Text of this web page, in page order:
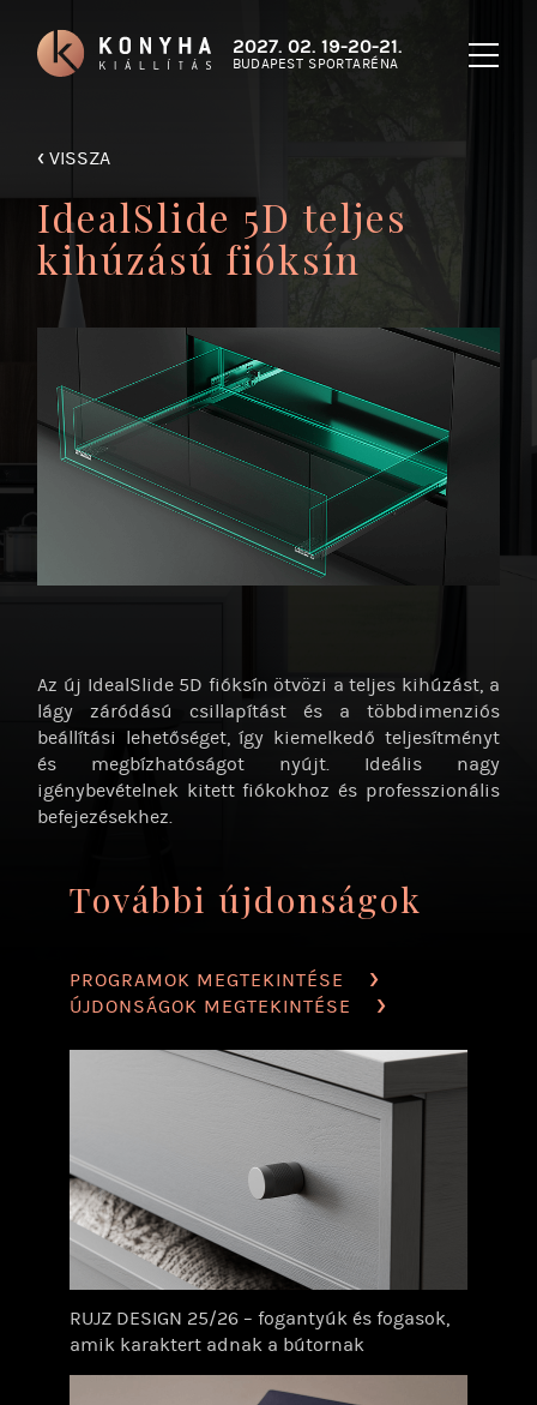
2027. 02. 19-20-21.
BUDAPEST SPORTARÉNA
‹ VISSZA
IdealSlide 5D teljes
kihúzású fióksín
Az új IdealSlide 5D fióksín ötvözi a teljes kihúzást, a
lágy záródású csillapítást és a többdimenziós
beállítási lehetőséget, így kiemelkedő teljesítményt
és megbízhatóságot nyújt. Ideális nagy
igénybevételnek kitett fiókokhoz és professzionális
befejezésekhez.
További újdonságok
PROGRAMOK MEGTEKINTÉSE
ÚJDONSÁGOK MEGTEKINTÉSE
RUJZ DESIGN 25/26 – fogantyúk és fogasok,
amik karaktert adnak a bútornak